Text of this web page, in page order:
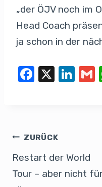
„der ÖJV noch im
Head Coach
ja schon in der
F
b
o
o
X
Li
n
ZURÜCK
Restart der World
Tour – aber nicht